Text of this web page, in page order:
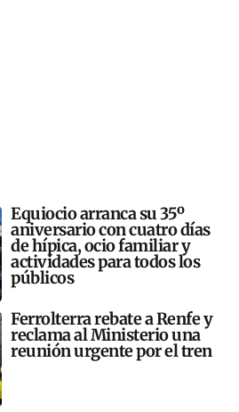
Equiocio arranca su 35º
aniversario con cuatro días
de hípica, ocio familiar y
actividades para todos los
públicos
Ferrolterra rebate a Renfe y
reclama al Ministerio una
reunión urgente por el tren